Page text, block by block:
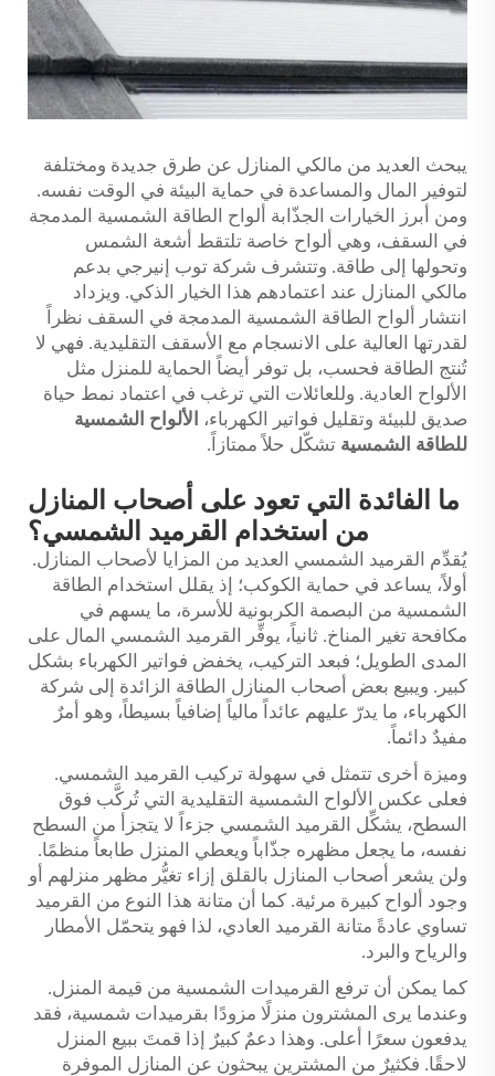
يبحث العديد من مالكي المنازل عن طرق جديدة ومختلفة
لتوفير المال والمساعدة في حماية البيئة في الوقت نفسه.
ومن أبرز الخيارات الجذّابة ألواح الطاقة الشمسية المدمجة
في السقف، وهي ألواح خاصة تلتقط أشعة الشمس
وتحولها إلى طاقة. وتتشرف شركة توب إنيرجي بدعم
مالكي المنازل عند اعتمادهم هذا الخيار الذكي. ويزداد
انتشار ألواح الطاقة الشمسية المدمجة في السقف نظراً
لقدرتها العالية على الانسجام مع الأسقف التقليدية. فهي لا
تُنتج الطاقة فحسب، بل توفر أيضاً الحماية للمنزل مثل
الألواح العادية. وللعائلات التي ترغب في اعتماد نمط حياة
صديق للبيئة وتقليل فواتير الكهرباء، الألواح الشمسية
للطاقة الشمسية تشكّل حلاً ممتازاً.
ما الفائدة التي تعود على أصحاب المنازل
من استخدام القرميد الشمسي؟
يُقدِّم القرميد الشمسي العديد من المزايا لأصحاب المنازل.
أولاً، يساعد في حماية الكوكب؛ إذ يقلل استخدام الطاقة
الشمسية من البصمة الكربونية للأسرة، ما يسهم في
مكافحة تغير المناخ. ثانياً، يوفِّر القرميد الشمسي المال على
المدى الطويل؛ فبعد التركيب، يخفض فواتير الكهرباء بشكل
كبير. ويبيع بعض أصحاب المنازل الطاقة الزائدة إلى شركة
الكهرباء، ما يدرّ عليهم عائداً مالياً إضافياً بسيطاً، وهو أمرٌ
مفيدٌ دائماً.
وميزة أخرى تتمثل في سهولة تركيب القرميد الشمسي.
فعلى عكس الألواح الشمسية التقليدية التي تُركَّب فوق
السطح، يشكِّل القرميد الشمسي جزءاً لا يتجزأ من السطح
نفسه، ما يجعل مظهره جذّاباً ويعطي المنزل طابعاً منظمًا.
ولن يشعر أصحاب المنازل بالقلق إزاء تغيُّر مظهر منزلهم أو
وجود ألواح كبيرة مرئية. كما أن متانة هذا النوع من القرميد
تساوي عادةً متانة القرميد العادي، لذا فهو يتحمّل الأمطار
والرياح والبرد.
كما يمكن أن ترفع القرميدات الشمسية من قيمة المنزل.
وعندما يرى المشترون منزلًا مزودًا بقرميدات شمسية، فقد
يدفعون سعرًا أعلى. وهذا دعمٌ كبيرٌ إذا قمتَ ببيع المنزل
لاحقًا. فكثيرٌ من المشترين يبحثون عن المنازل الموفرة